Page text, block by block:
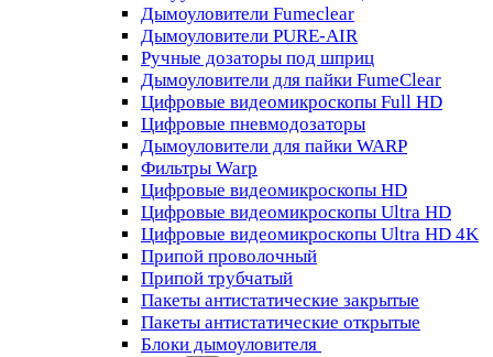
Дымоуловители Fumeclear
Дымоуловители PURE-AIR
Ручные дозаторы под шприц
Дымоуловители для пайки FumeClear
Цифровые видеомикроскопы Full HD
Цифровые пневмодозаторы
Дымоуловители для пайки WARP
Фильтры Warp
Цифровые видеомикроскопы HD
Цифровые видеомикроскопы Ultra HD
Цифровые видеомикроскопы Ultra HD 4K
Припой проволочный
Припой трубчатый
Пакеты антистатические закрытые
Пакеты антистатические открытые
Блоки дымоуловителя